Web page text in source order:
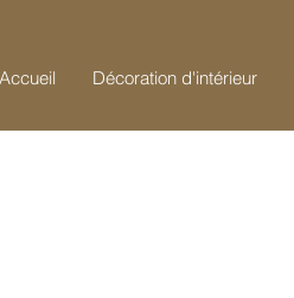
Accueil Décoration d'intérieur